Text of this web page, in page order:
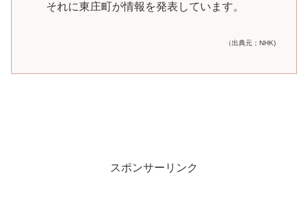
それに東庄町が情報を発表しています。
（出典元；NHK)
スポンサーリンク